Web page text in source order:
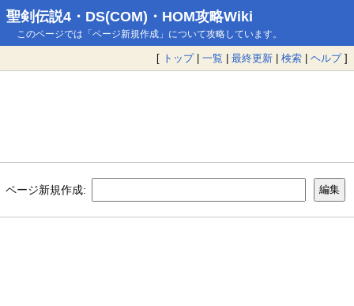
聖剣伝説4・DS(COM)・HOM攻略Wiki
このページでは「ページ新規作成」について攻略しています。
[ トップ| 一覧 | 最終更新 | 検索 | ヘルプ]
ページ新規作成: